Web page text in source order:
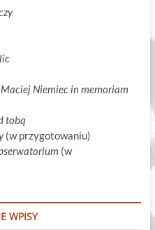
Niemiec in memoriam
tobą
(w przygotowaniu)
(w
WPISY